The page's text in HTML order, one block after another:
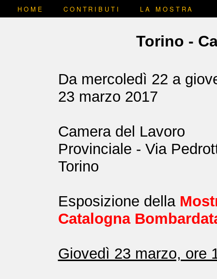
HOME CONTRIBUTI LA MOSTRA
Torino -
Da mercoledì 22 a
23 marzo 2017
Camera del Lavoro
Provinciale - Via
Torino
Esposizione della
Catalogna
Giovedì 23 marzo, ore